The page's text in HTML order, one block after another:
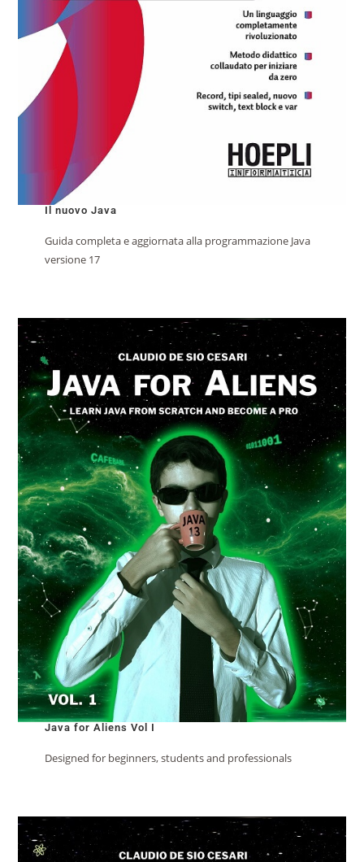
Il nuovo Java
Guida completa e aggiornata alla programmazione Java
versione 17
Java for Aliens Vol I
Designed for beginners, students and professionals